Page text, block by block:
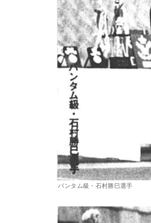
バンタム級・石村勝巳選手